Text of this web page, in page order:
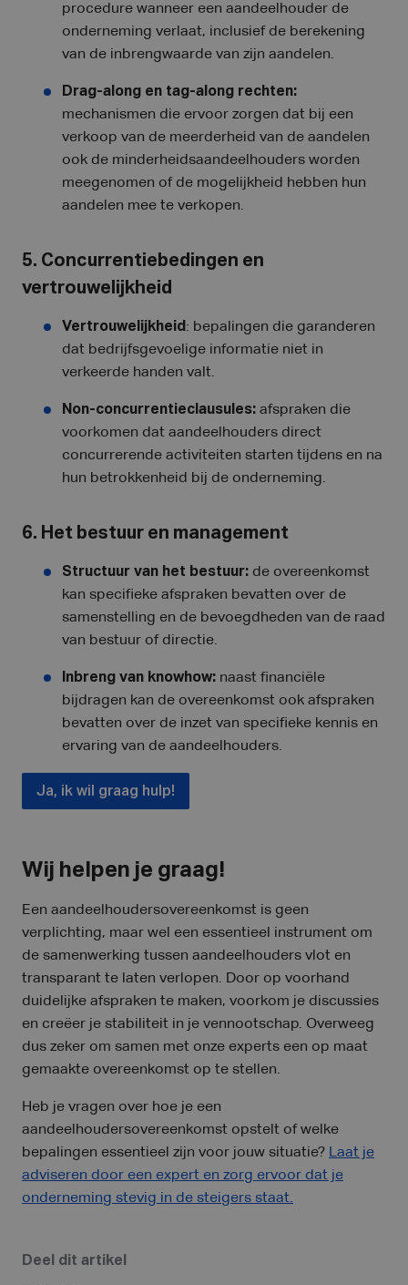
procedure wanneer een aandeelhouder de
onderneming verlaat, inclusief de berekening
van de inbrengwaarde van zijn aandelen.
Drag-along en tag-along rechten:
mechanismen die ervoor zorgen dat bij een
verkoop van de meerderheid van de aandelen
ook de minderheidsaandeelhouders worden
meegenomen of de mogelijkheid hebben hun
aandelen mee te verkopen.
5. Concurrentiebedingen en
vertrouwelijkheid
Vertrouwelijkheid : bepalingen die garanderen
dat bedrijfsgevoelige informatie niet in
verkeerde handen valt.
Non-concurrentieclausules: afspraken die
voorkomen dat aandeelhouders direct
concurrerende activiteiten starten tijdens en na
hun betrokkenheid bij de onderneming.
6. Het bestuur en management
Structuur van het bestuur: de overeenkomst
kan specifieke afspraken bevatten over de
samenstelling en de bevoegdheden van de raad
van bestuur of directie.
Inbreng van knowhow: naast financiële
bijdragen kan de overeenkomst ook afspraken
bevatten over de inzet van specifieke kennis en
ervaring van de aandeelhouders.
Ja, ik wil graag hulp!
Wij helpen je graag!
Een aandeelhoudersovereenkomst is geen
verplichting, maar wel een essentieel instrument om
de samenwerking tussen aandeelhouders vlot en
transparant te laten verlopen. Door op voorhand
duidelijke afspraken te maken, voorkom je discussies
en creëer je stabiliteit in je vennootschap. Overweeg
dus zeker om samen met onze experts een op maat
gemaakte overeenkomst op te stellen.
Heb je vragen over hoe je een
aandeelhoudersovereenkomst opstelt of welke
bepalingen essentieel zijn voor jouw situatie? Laat je
adviseren door een expert en zorg ervoor dat je
onderneming stevig in de steigers staat.
Deel dit artikel